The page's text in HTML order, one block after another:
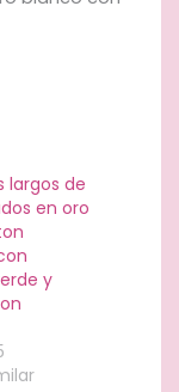
largos de
en oro
y